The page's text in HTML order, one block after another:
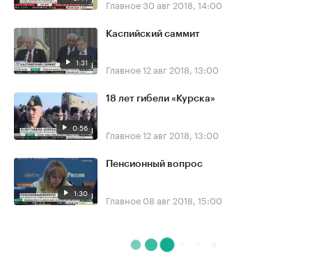
Главное30 авг 2018, 14:00
1:31
Каспийский саммит
Главное12 авг 2018, 13:00
0:56
18 лет гибели «Курска»
Главное12 авг 2018, 13:00
1:30
Пенсионный вопрос
Главное 08 авг 2018, 15:00